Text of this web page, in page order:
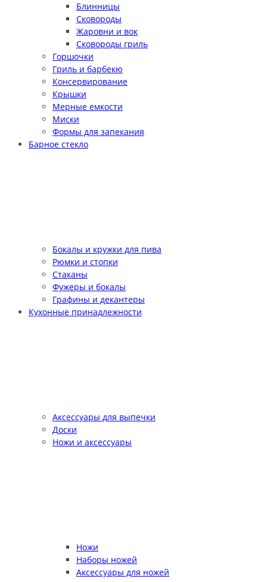
Блинницы
Сковороды
Жаровни и вок
Сковороды гриль
Горшочки
Гриль и барбекю
Консервирование
Крышки
Мерные емкости
Миски
Формы для запекания
Барное стекло
Бокалы и кружки для пива
Рюмки и стопки
Стаканы
Фужеры и бокалы
Графины и декантеры
Кухонные принадлежности
Аксессуары для выпечки
Доски
Ножи и аксессуары
Ножи
Наборы ножей
Аксессуары для ножей